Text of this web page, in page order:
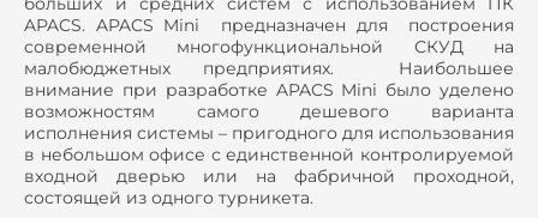
APACS. APACS Mini предназначен для построения
современной многофункциональной СКУД на
малобюджетных предприятиях. Наибольшее
внимание при разработке APACS Mini было уделено
возможностям самого дешевого варианта
исполнения системы – пригодного для использования
в небольшом офисе с единственной контролируемой
входной дверью или на фабричной проходной,
состоящей из одного турникета.